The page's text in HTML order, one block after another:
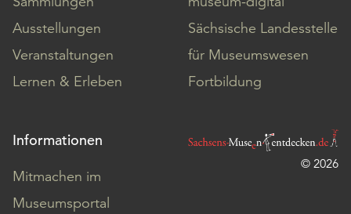
Ausstellungen
Veranstaltungen
Lernen & Erleben
Sächsische Landesstelle
für Museumswesen
Fortbildung
Informationen
Mitmachen im
Museumsportal
© 2026